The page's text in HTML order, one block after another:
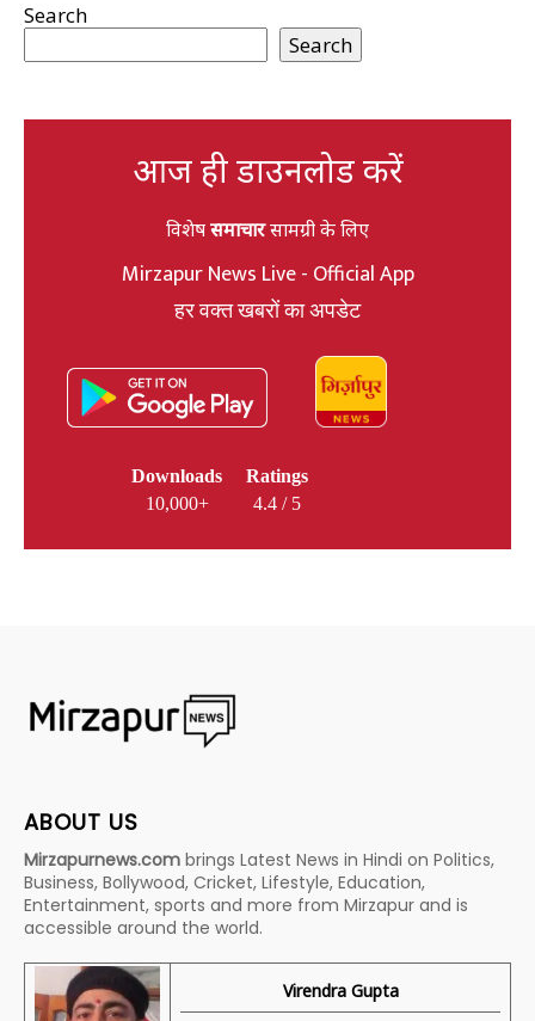
Search
Search
आज ही डाउनलोड करें
विशेषसमाचारसामग्री के लिए
Mirzapur News Live - Official App
हर वक्त खबरों का अपडेट
Downloads
10,000+
Ratings
4.4 / 5
ABOUT US
Mirzapurnews.com brings Latest News in Hindi on Politics,
Business, Bollywood, Cricket, Lifestyle, Education,
Entertainment, sports and more from Mirzapur and is
accessible around the world.
Virendra Gupta